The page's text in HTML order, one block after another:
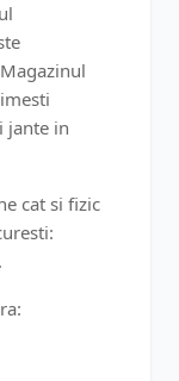
jante in
cat si fizic